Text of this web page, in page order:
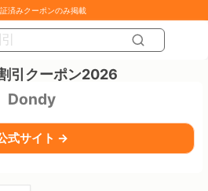
済みクーポンのみ掲載
引クーポン2026
Dondy
式サイト →